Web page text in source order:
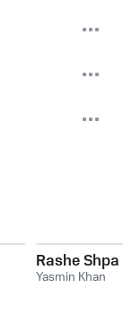
Rashe
Yasmin Khan